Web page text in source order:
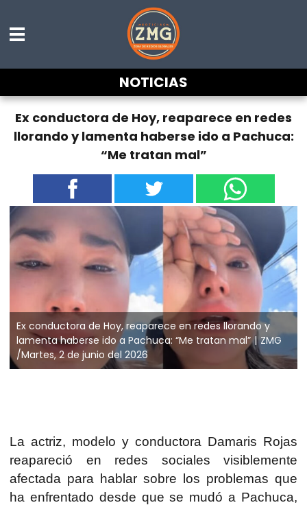
NOTICIAS
Ex conductora de Hoy, reaparece en redes
llorando y lamenta haberse ido a Pachuca:
“Me tratan mal”
Ex conductora de Hoy, reaparece en redes llorando y
lamenta haberse ido a Pachuca: “Me tratan mal”
ZMG
/Martes, 2 de junio del 2026
La actriz, modelo y conductora Damaris Rojas
reapareció en redes sociales visiblemente
afectada para hablar sobre los problemas que
ha enfrentado desde que se mudó a Pachuca,